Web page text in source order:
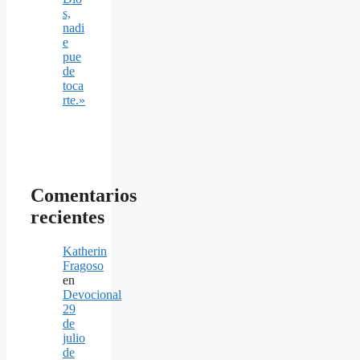
s,
nadi
e
pue
de
toca
rte.»
Comentarios
recientes
Katherin
Fragoso
en
Devocional
29
de
julio
de